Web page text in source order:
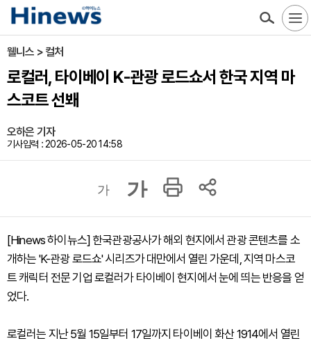
웰니스 > 컬처
로컬러, 타이베이 K-관광 로드쇼서 한국 지역 마
스코트 선봬
오하은 기자
기사입력 : 2026-05-20 14:58
가 가
[Hinews 하이뉴스] 한국관광공사가 해외 현지에서 관광 콘텐츠를 소
개하는 'K-관광 로드쇼' 시리즈가 대만에서 열린 가운데, 지역 마스코
트 캐릭터 전문 기업 로컬러가 타이베이 현지에서 눈에 띄는 반응을 얻
었다.
로컬러는 지난 5월 15일부터 17일까지 타이베이 화산 1914에서 열린